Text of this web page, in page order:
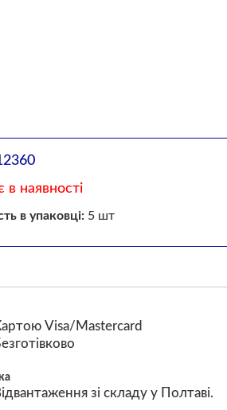
в наявності
в упаковці: 5 шт
Visa/Mastercard
зі складу у Полтаві.